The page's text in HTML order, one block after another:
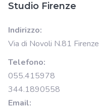
Studio Firenze
Indirizzo:
Via di Novoli N.81 Firenze
Telefono:
055.415978
344.1890558
Email: